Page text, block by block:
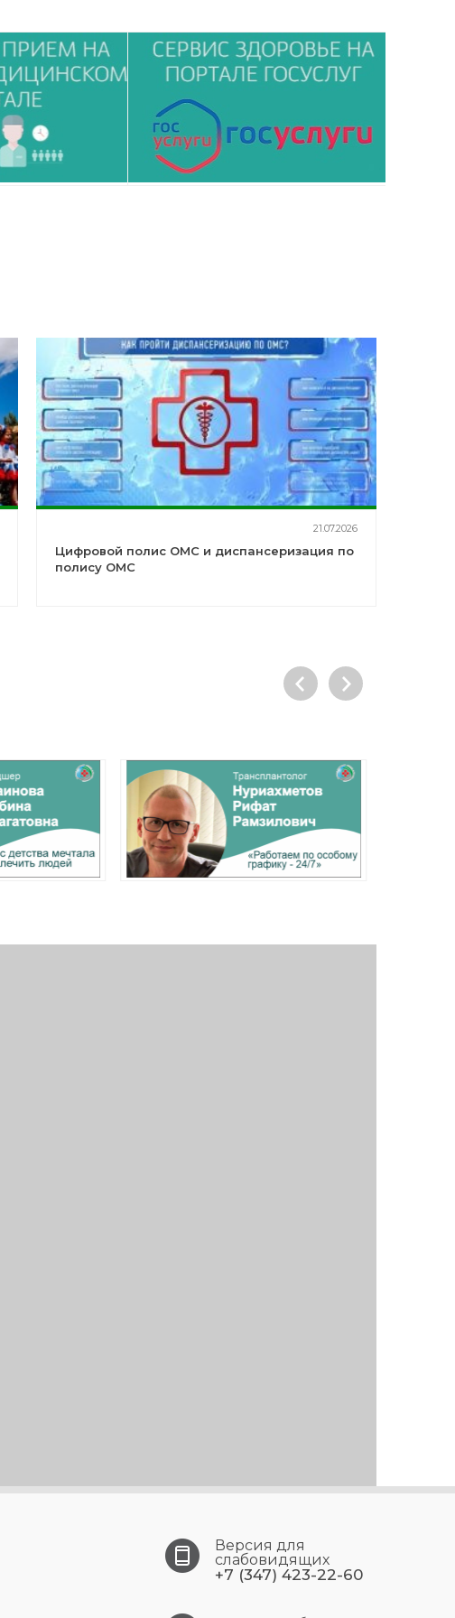
21.07.2026
Цифровой полис ОМС и диспансеризация по
полису ОМС
Версия для
слабовидящих
+7 (347) 423-22-60